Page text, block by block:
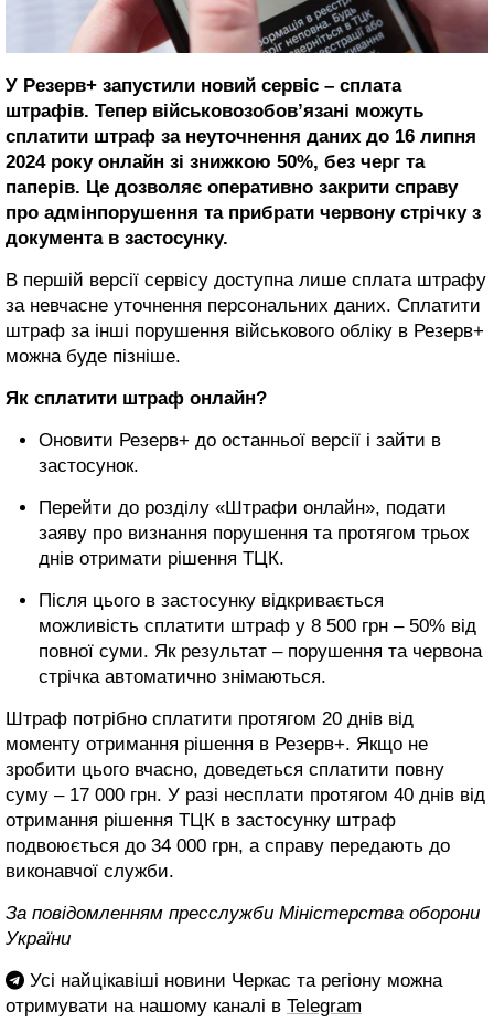
У Резерв+ запустили новий сервіс – сплата
штрафів. Тепер військовозобов’язані можуть
сплатити штраф за неуточнення даних до 16 липня
2024 року онлайн зі знижкою 50%, без черг та
паперів. Це дозволяє оперативно закрити справу
про адмінпорушення та прибрати червону стрічку з
документа в застосунку.
В першій версії сервісу доступна лише сплата штрафу
за невчасне уточнення персональних даних. Сплатити
штраф за інші порушення військового обліку в Резерв+
можна буде пізніше.
Як сплатити штраф онлайн?
Оновити Резерв+ до останньої версії і зайти в
застосунок.
Перейти до розділу «Штрафи онлайн», подати
заяву про визнання порушення та протягом трьох
днів отримати рішення ТЦК.
Після цього в застосунку відкривається
можливість сплатити штраф у 8 500 грн – 50% від
повної суми. Як результат – порушення та червона
стрічка автоматично знімаються.
Штраф потрібно сплатити протягом 20 днів від
моменту отримання рішення в Резерв+. Якщо не
зробити цього вчасно, доведеться сплатити повну
суму – 17 000 грн. У разі несплати протягом 40 днів від
отримання рішення ТЦК в застосунку штраф
подвоюється до 34 000 грн, а справу передають до
виконавчої служби.
За повідомленням пресслужби Міністерства оборони
України
Усі найцікавіші новини Черкас та регіону можна
отримувати на нашому каналі в Telegram